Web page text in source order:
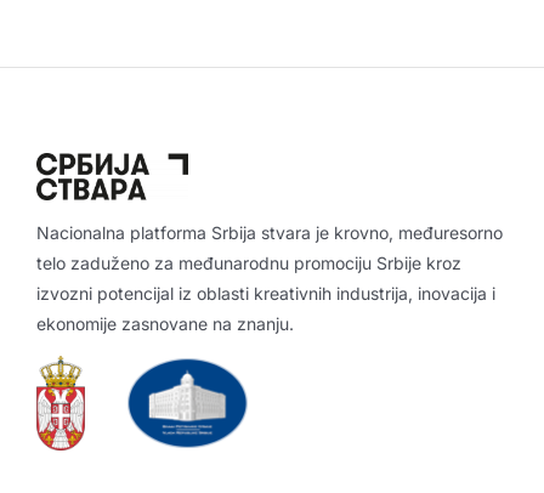
Nacionalna platforma Srbija stvara je krovno, međuresorno
telo zaduženo za međunarodnu promociju Srbije kroz
izvozni potencijal iz oblasti kreativnih industrija, inovacija i
ekonomije zasnovane na znanju.